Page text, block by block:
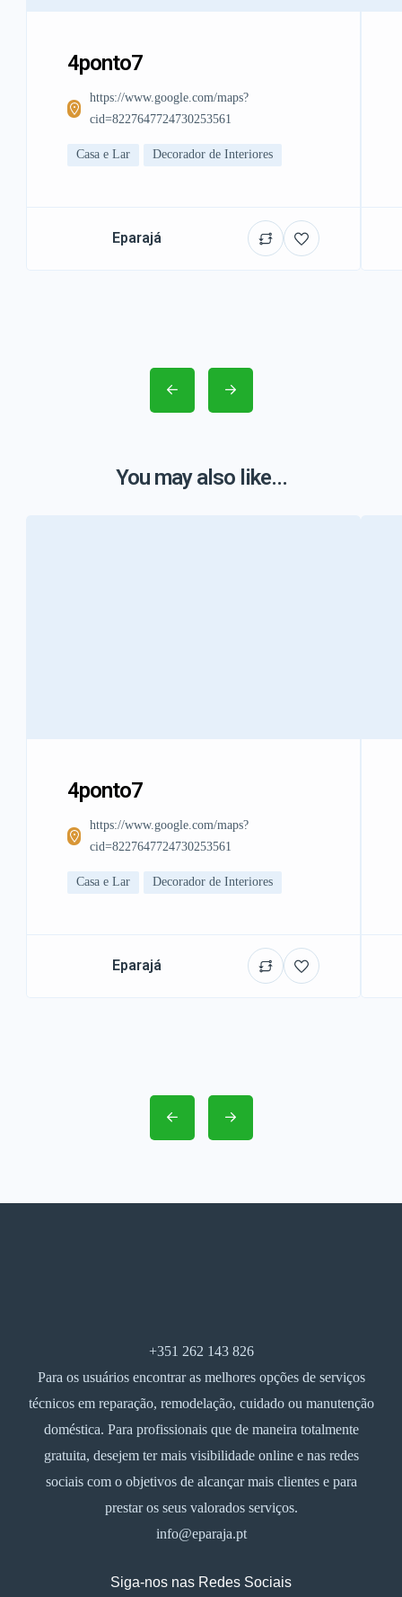
4ponto7
https://www.google.com/maps?
cid=8227647724730253561
Casa e Lar Decorador de Interiores
Eparajá
You may also like...
4ponto7
https://www.google.com/maps?
cid=8227647724730253561
Casa e Lar Decorador de Interiores
Eparajá
+351 262 143 826
Para os usuários encontrar as melhores opções de serviços
técnicos em reparação, remodelação, cuidado ou manutenção
doméstica. Para profissionais que de maneira totalmente
gratuita, desejem ter mais visibilidade online e nas redes
sociais com o objetivos de alcançar mais clientes e para
prestar os seus valorados serviços.
info@eparaja.pt
Siga-nos nas Redes Sociais